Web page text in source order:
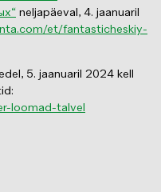
neljapäeval, 4. jaanuaril
et/fantasticheskiy-
5. jaanuaril 2024 kell
loomad-talvel